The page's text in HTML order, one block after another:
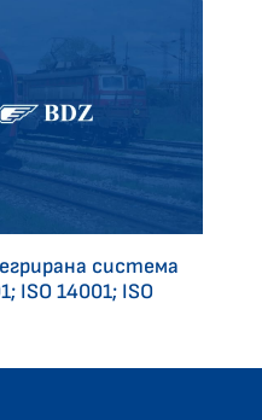
система
ISO 14001; ISO